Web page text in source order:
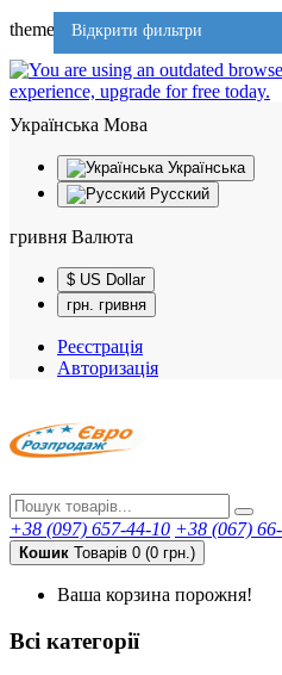
Відкрити фильтри
theme701
Українська Мова
Українська
Русский
гривня Валюта
$ US Dollar
грн. гривня
Реєстрація
Авторизація
+38 (097) 657-44-10 +38 (067)
Кошик Товарів 0 (0 грн.)
Ваша корзина порожня!
Всі категорії